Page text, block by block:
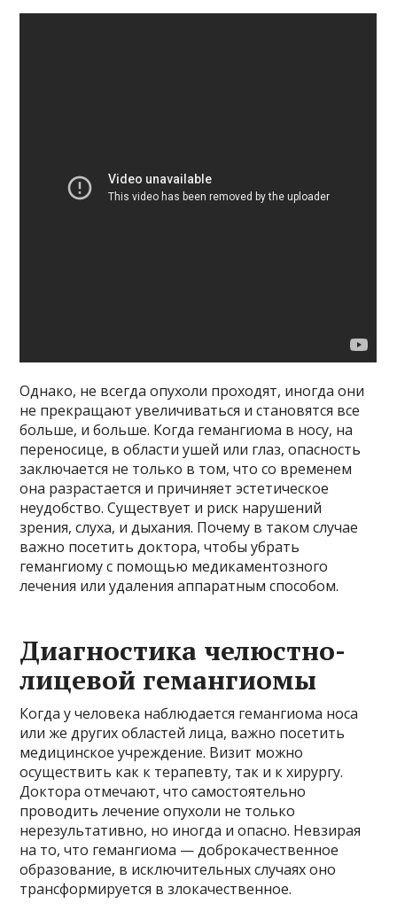
Однако, не всегда опухоли проходят, иногда они
не прекращают увеличиваться и становятся все
больше, и больше. Когда гемангиома в носу, на
переносице, в области ушей или глаз, опасность
заключается не только в том, что со временем
она разрастается и причиняет эстетическое
неудобство. Существует и риск нарушений
зрения, слуха, и дыхания. Почему в таком случае
важно посетить доктора, чтобы убрать
гемангиому с помощью медикаментозного
лечения или удаления аппаратным способом.
Диагностика челюстно-
лицевой гемангиомы
Когда у человека наблюдается гемангиома носа
или же других областей лица, важно посетить
медицинское учреждение. Визит можно
осуществить как к терапевту, так и к хирургу.
Доктора отмечают, что самостоятельно
проводить лечение опухоли не только
нерезультативно, но иногда и опасно. Невзирая
на то, что гемангиома — доброкачественное
образование, в исключительных случаях оно
трансформируется в злокачественное.